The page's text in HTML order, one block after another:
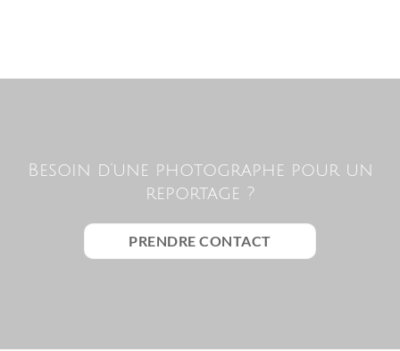
Besoin d’une photographe pour un
reportage ?
PRENDRE CONTACT